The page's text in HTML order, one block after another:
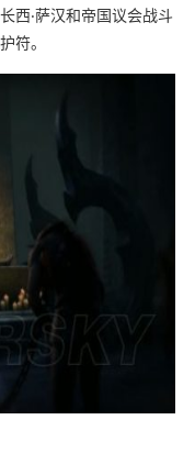
西‧萨汉和帝国议会战斗
符。